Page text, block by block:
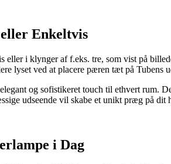
Enkeltvis
eller i klynger af f.eks. tre, som vist på
lyset ved at placere pæren tæt på
og sofistikeret touch til ethvert rum.
udseende vil skabe et unikt præg på
i Dag